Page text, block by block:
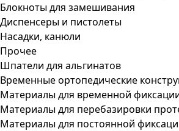
Блокноты для замешивания
Диспенсеры и пистолеты
Насадки, канюли
Прочее
Шпатели для альгинатов
Временные ортопедические
Материалы для временной
Материалы для перебазировки
Материалы для постоянной